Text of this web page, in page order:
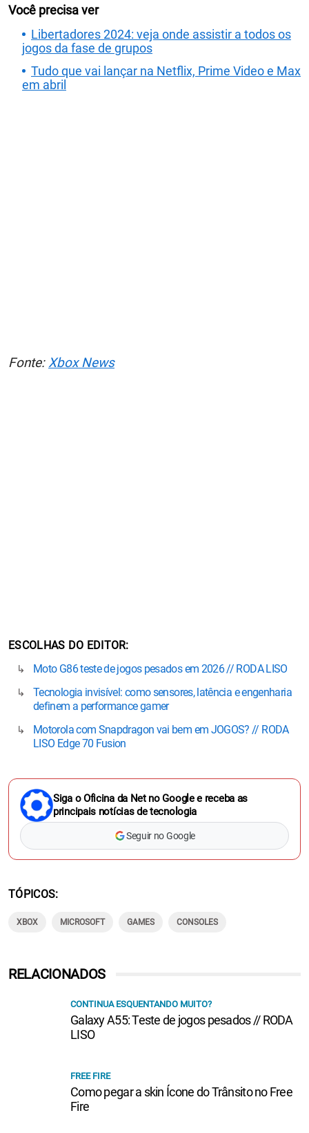
Você precisa ver
Libertadores 2024: veja onde assistir a todos os
jogos da fase de grupos
Tudo que vai lançar na Netflix, Prime Video e Max
em abril
Fonte: Xbox News
ESCOLHAS DO EDITOR
Moto G86 teste de jogos pesados em 2026 // RODA LISO
Tecnologia invisível: como sensores, latência e engenharia
definem a performance gamer
Motorola com Snapdragon vai bem em JOGOS? // RODA
LISO Edge 70 Fusion
Siga o Oficina da Net no Google e receba as
principais notícias de tecnologia
Seguir no Google
TÓPICOS
XBOX MICROSOFT GAMES CONSOLES
RELACIONADOS
CONTINUA ESQUENTANDO MUITO?
Galaxy A55: Teste de jogos pesados // RODA
LISO
FREE FIRE
Como pegar a skin Ícone do Trânsito no Free
Fire